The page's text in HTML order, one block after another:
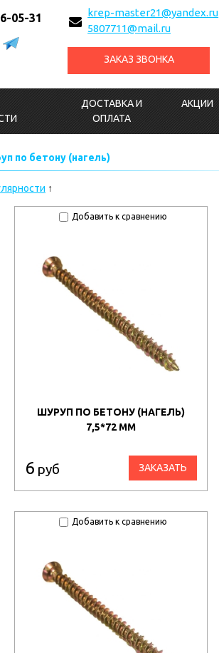
05-31
krep-master21@yandex.ru
5807711@mail.ru
ЗАКАЗ ЗВОНКА
ДОСТАВКА И
ОПЛАТА
АКЦИИ
по бетону (нагель)
Добавить к сравнению
ШУРУП ПО БЕТОНУ (НАГЕЛЬ)
7,5*72 ММ
6 руб ЗАКАЗАТЬ
Добавить к сравнению